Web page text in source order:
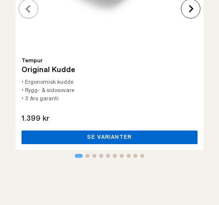
Tempur
Original Kudde
• Ergonomisk kudde
• Rygg- & sidosovare
• 3 års garanti
1.399 kr
SE VARIANTER